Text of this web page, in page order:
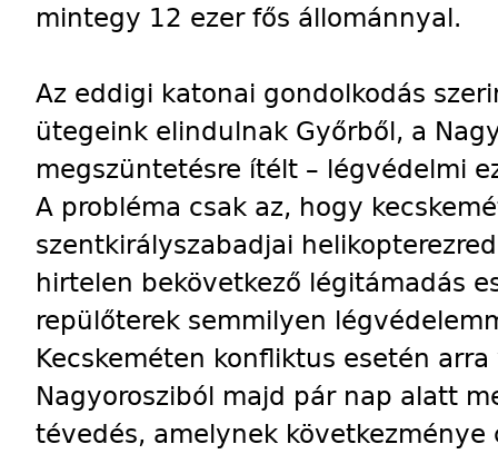
mintegy 12 ezer fős állománnyal.
Az eddigi katonai gondolkodás
ütegeink elindulnak Győrből, a
megszüntetésre ítélt – légvédelmi
A probléma csak az, hogy
szentkirályszabadjai
hirtelen bekövetkező légitámadás
repülőterek semmilyen
Kecskeméten konfliktus esetén
Nagyorosziból majd pár nap alatt
tévedés, amelynek következménye